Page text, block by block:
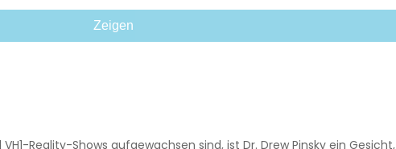
Zeigen
Reality-Shows aufgewachsen sind, ist Dr. Drew Pinsky ein Gesicht,